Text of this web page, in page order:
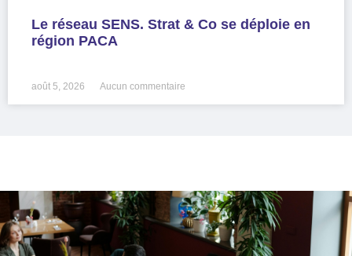
Le réseau SENS. Strat & Co se déploie en
région PACA
août 5, 2026 Aucun commentaire